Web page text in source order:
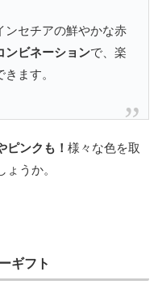
セチアの鮮やかな赤
ンビネーションで、楽
ます。
ピンクも！ 様々な色を取
うか。
ギフト